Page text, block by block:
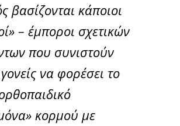
βασίζονται κάποιοι
– έμποροι σχετικών
που συνιστούν
να φορέσει το
κορμού με